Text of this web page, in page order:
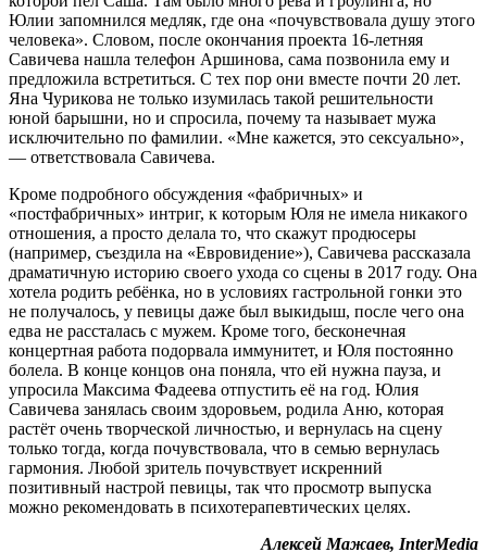
Юлии запомнился медляк, где она «почувствовала душу этого
человека». Словом, после окончания проекта 16-летняя
Савичева нашла телефон Аршинова, сама позвонила ему и
предложила встретиться. С тех пор они вместе почти 20 лет.
Яна Чурикова не только изумилась такой решительности
юной барышни, но и спросила, почему та называет мужа
исключительно по фамилии. «Мне кажется, это сексуально»,
— ответствовала Савичева.
Кроме подробного обсуждения «фабричных» и
«постфабричных» интриг, к которым Юля не имела никакого
отношения, а просто делала то, что скажут продюсеры
(например, съездила на «Евровидение»), Савичева рассказала
драматичную историю своего ухода со сцены в 2017 году. Она
хотела родить ребёнка, но в условиях гастрольной гонки это
не получалось, у певицы даже был выкидыш, после чего она
едва не рассталась с мужем. Кроме того, бесконечная
концертная работа подорвала иммунитет, и Юля постоянно
болела. В конце концов она поняла, что ей нужна пауза, и
упросила Максима Фадеева отпустить её на год. Юлия
Савичева занялась своим здоровьем, родила Аню, которая
растёт очень творческой личностью, и вернулась на сцену
только тогда, когда почувствовала, что в семью вернулась
гармония. Любой зритель почувствует искренний
позитивный настрой певицы, так что просмотр выпуска
можно рекомендовать в психотерапевтических целях.
Алексей Мажаев, InterMedia